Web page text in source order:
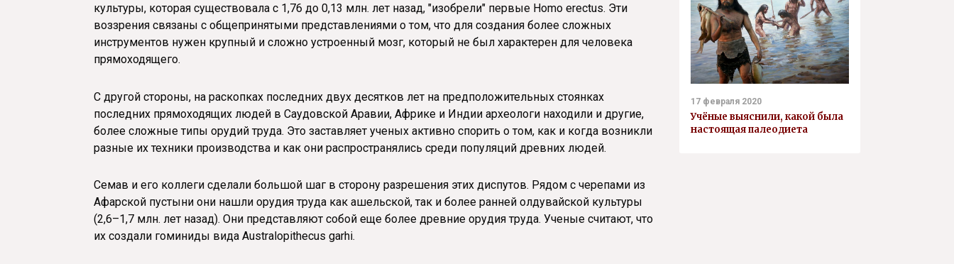
культуры, которая существовала с 1,76 до 0,13 млн. лет назад, "изобрели" первые Homo erectus. Эти
воззрения связаны с общепринятыми представлениями о том, что для создания более сложных
инструментов нужен крупный и сложно устроенный мозг, который не был характерен для человека
прямоходящего.
С другой стороны, на раскопках последних двух десятков лет на предположительных стоянках
последних прямоходящих людей в Саудовской Аравии, Африке и Индии археологи находили и другие,
более сложные типы орудий труда. Это заставляет ученых активно спорить о том, как и когда возникли
разные их техники производства и как они распространялись среди популяций древних людей.
Семав и его коллеги сделали большой шаг в сторону разрешения этих диспутов. Рядом с черепами из
Афарской пустыни они нашли орудия труда как ашельской, так и более ранней олдувайской культуры
(2,6–1,7 млн. лет назад). Они представляют собой еще более древние орудия труда. Ученые считают, что
их создали гоминиды вида Australopithecus garhi.
17 февраля 2020
Учёные выяснили, какой была
настоящая палеодиета